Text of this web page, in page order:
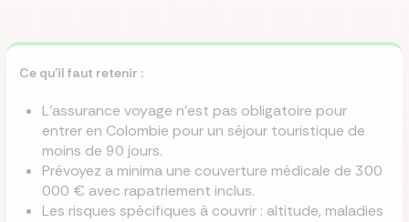
Ce qu'il faut retenir :
L'assurance voyage n'est pas obligatoire pour
entrer en Colombie pour un séjour touristique de
moins de 90 jours.
Prévoyez a minima une couverture médicale de 300
000 € avec rapatriement inclus.
Les risques spécifiques à couvrir : altitude, maladies